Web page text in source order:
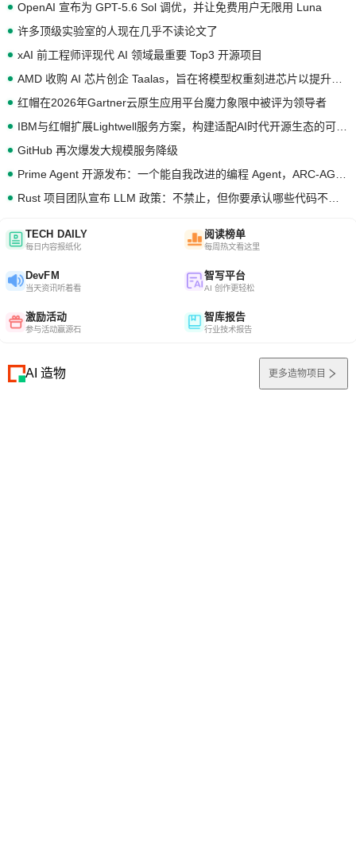
OpenAI 宣布为 GPT-5.6 Sol 调优，并让免费用户无限用 Luna
许多顶级实验室的人现在几乎不读论文了
xAI 前工程师评现代 AI 领域最重要 Top3 开源项目
红帽在2026年Gartner云原生应用平台魔力象限中被评为领导者
GitHub 再次爆发大规模服务降级
TECH DAILY
每日内容报纸化
阅读榜单
每周热文看这里
DevFM
当天资讯听着看
智写平台
AI 创作更轻松
激励活动
参与活动赢源石
智库报告
行业技术报告
AI 造物 更多造物项目